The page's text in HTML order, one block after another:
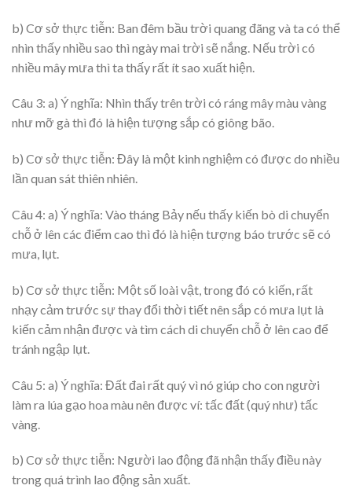
b) Cơ sở thực tiễn: Ban đêm bầu trời quang đãng và ta có thể
nhìn thấy nhiều sao thì ngày mai trời sẽ nắng. Nếu trời có
nhiều mây mưa thì ta thấy rất ít sao xuất hiện.
Câu 3: a) Ý nghĩa: Nhìn thấy trên trời có ráng mây màu vàng
như mỡ gà thì đó là hiện tượng sắp có giông bão.
b) Cơ sở thực tiễn: Đây là một kinh nghiệm có được do nhiều
lần quan sát thiên nhiên.
Câu 4: a) Ý nghĩa: Vào tháng Bảy nếu thấy kiến bò di chuyển
chỗ ở lên các điểm cao thì đó là hiện tượng báo trước sẽ có
mưa, lụt.
b) Cơ sở thực tiễn: Một số loài vật, trong đó có kiến, rất
nhạy cảm trước sự thay đổi thời tiết nên sắp có mưa lụt là
kiến cảm nhận được và tìm cách di chuyển chỗ ở lên cao để
tránh ngập lụt.
Câu 5: a) Ý nghĩa: Đất đai rất quý vì nó giúp cho con người
làm ra lúa gạo hoa màu nên được ví: tấc đất (quý như) tấc
vàng.
b) Cơ sở thực tiễn: Người lao động đã nhận thấy điều này
trong quá trình lao động sản xuất.